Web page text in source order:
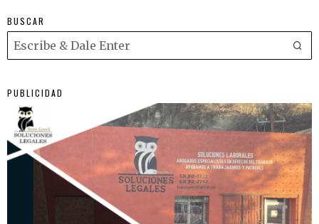
BUSCAR
PUBLICIDAD